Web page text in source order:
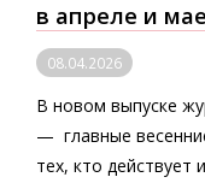
в апреле и мае
08.04.2026
В новом выпуске
— главные
тех, кто действует